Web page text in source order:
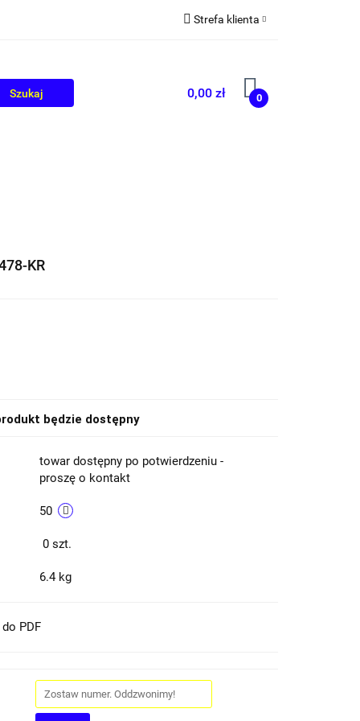
Strefa klienta
Zarejestruj się
Dodaj zgłoszenie
0,00 zł 0
KR
będzie dostępny
towar dostępny po potwierdzeniu -
proszę o kontakt
50
0 szt.
6.4 kg
PDF